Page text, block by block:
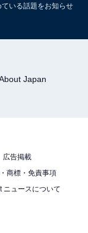
グ結果を見る
いる話題をお知らせ
Japan
広告掲載
商標・免責事項
ニュースについて